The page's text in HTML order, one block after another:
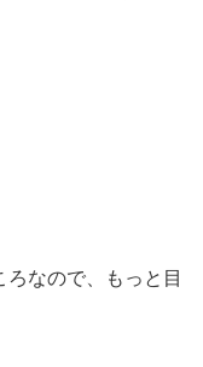
なので、もっと目